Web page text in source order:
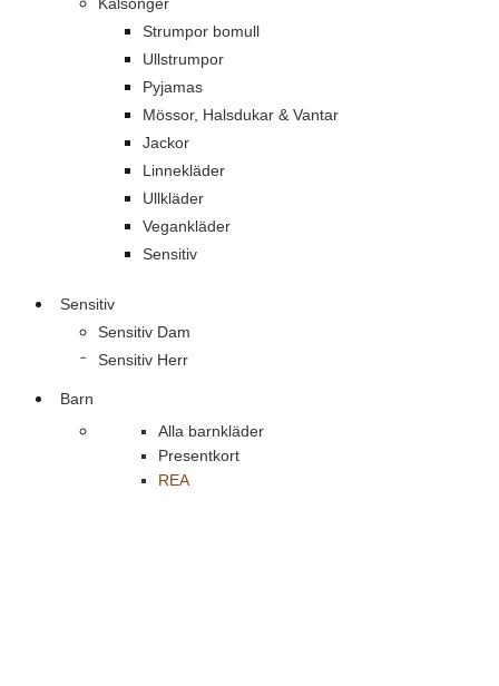
Strumpor bomull
Ullstrumpor
Pyjamas
Mössor, Halsdukar & Vantar
Jackor
Linnekläder
Ullkläder
Vegankläder
Sensitiv
Sensitiv
Sensitiv Dam
Sensitiv Herr
Barn
Alla barnkläder
Presentkort
REA